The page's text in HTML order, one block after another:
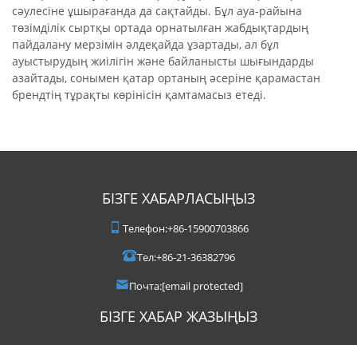
сәулесіне ұшырағанда да сақтайды. Бұл ауа-райына
төзімділік сыртқы ортада орнатылған жабдықтардың
пайдалану мерзімін әлдеқайда ұзартады, ал бұл
ауыстырудың жиілігін және байланысты шығындарды
азайтады, сонымен қатар ортаның әсеріне қарамастан
брендтің тұрақты көрінісін қамтамасыз етеді.
БІЗГЕ ХАБАРЛАСЫҢЫЗ
Телефон:+86-15900703866
Тел:+86-21-36382796
Почта:[email protected]
БІЗГЕ ХАБАР ЖАЗЫҢЫЗ